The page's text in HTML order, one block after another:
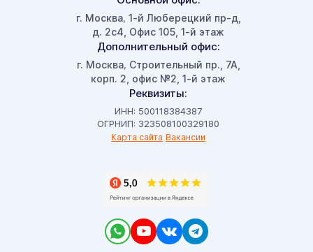
г. Москва, 1-й Люберецкий пр-д,
д. 2с4, Офис 105, 1-й этаж
Дополнительный офис:
г. Москва, Строительный пр., 7А,
корп. 2, офис №2, 1-й этаж
Реквизиты:
ИНН: 500118384387
ОГРНИП: 323508100329180
Карта сайта Вакансии